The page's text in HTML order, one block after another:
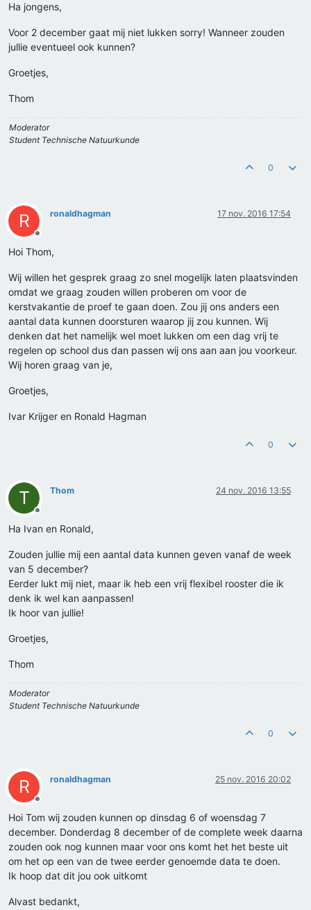
Ha jongens,
Voor 2 december gaat mij niet lukken sorry! Wanneer zouden
jullie eventueel ook kunnen?
Groetjes,
Thom
Moderator
Student Technische Natuurkunde
0
R
Offline
ronaldhagman 17 nov. 2016 17:54
Hoi Thom,
Wij willen het gesprek graag zo snel mogelijk laten plaatsvinden
omdat we graag zouden willen proberen om voor de
kerstvakantie de proef te gaan doen. Zou jij ons anders een
aantal data kunnen doorsturen waarop jij zou kunnen. Wij
denken dat het namelijk wel moet lukken om een dag vrij te
regelen op school dus dan passen wij ons aan aan jou voorkeur.
Wij horen graag van je,
Groetjes,
Ivar Krijger en Ronald Hagman
0
T
Offline
Thom 24 nov. 2016 13:55
Ha Ivan en Ronald,
Zouden jullie mij een aantal data kunnen geven vanaf de week
van 5 december?
Eerder lukt mij niet, maar ik heb een vrij flexibel rooster die ik
denk ik wel kan aanpassen!
Ik hoor van jullie!
Groetjes,
Thom
Moderator
Student Technische Natuurkunde
0
R
Offline
ronaldhagman 25 nov. 2016 20:02
Hoi Tom wij zouden kunnen op dinsdag 6 of woensdag 7
december. Donderdag 8 december of de complete week daarna
zouden ook nog kunnen maar voor ons komt het het beste uit
om het op een van de twee eerder genoemde data te doen.
Ik hoop dat dit jou ook uitkomt
Alvast bedankt,